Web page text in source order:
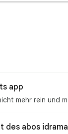
app
des abos idrama